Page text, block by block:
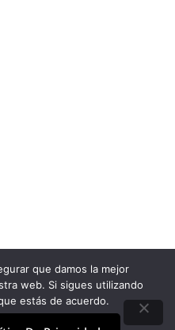
2024
que damos la mejor
web. Si sigues utilizando
estás de acuerdo.